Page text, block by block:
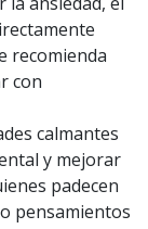
recomienda
con
calmantes
y mejorar
padecen
pensamientos